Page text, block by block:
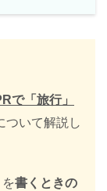
で「旅行」
ついて解説し
書くときの